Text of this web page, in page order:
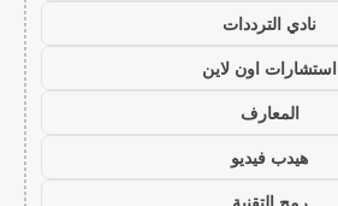
نادي الترددات
استشارات اون لاين
المعارف
هيدب فيديو
رمح التقنية